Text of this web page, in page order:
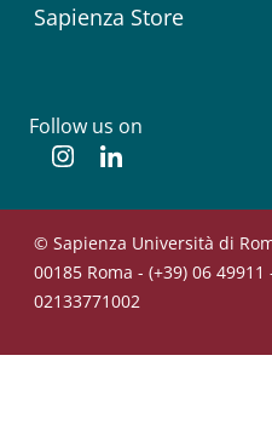
Sapienza Store
Follow us on
Instagram
© Sapienza Università di
00185 Roma - (+39) 06 49911
02133771002